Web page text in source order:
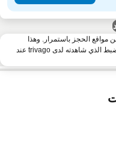
مواقع الحجز باستمرار. وهذا
يعني أنك قد لا تجد أحيانًا العرض المحدد بالضبط الذي شاهدته لدى trivago عند